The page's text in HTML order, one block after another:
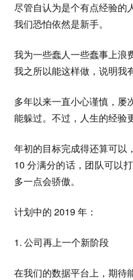
尽管自认为是个有点经验的
我们恐怕依然是新手。
我为一些蠢人一些蠢事上浪
我之所以能这样做，说明我
多年以来一直小心谨慎，屡
能躲过。不过，人生的经验
年初的目标完成得还算可以
10 分满分的话，团队可以
多一点会骄傲。
计划中的 2019 年：
1. 公司再上一个新阶段
在我们的数据平台上，期待